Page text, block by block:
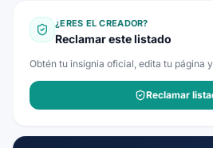
¿ERES EL CREADOR?
Reclamar este listado
Obtén tu insignia oficial, edita tu página
Reclamar